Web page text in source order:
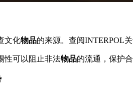
文化物品的来源。查阅INTERPOL
性可以阻止非法物品的流通，保护合